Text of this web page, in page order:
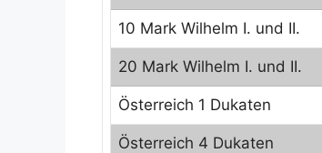
10 Mark Wilhelm I. und II.
20 Mark Wilhelm I. und II.
Österreich 1 Dukaten
Österreich 4 Dukaten